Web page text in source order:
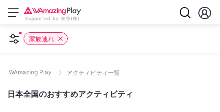
Supported by 東急(株)
家族連れ
WAmazing Play アクティビティ一覧
日本全国のおすすめアクティビティ